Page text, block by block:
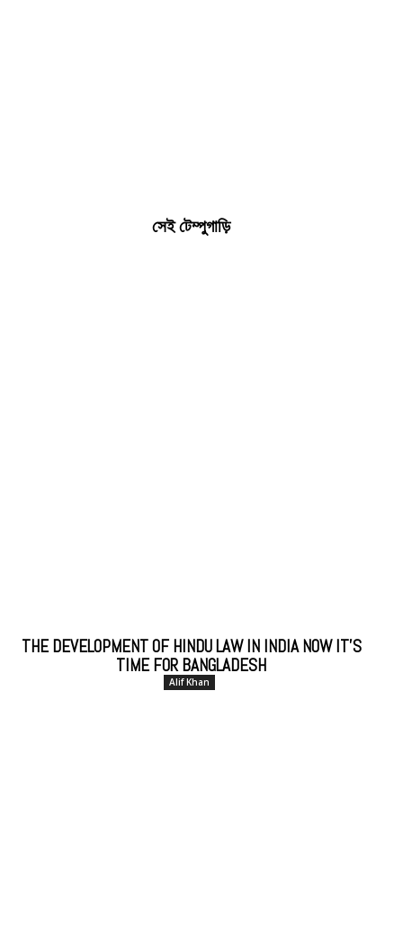
সেই টেম্পুগাড়ি
THE DEVELOPMENT OF HINDU LAW IN INDIA NOW IT’S
TIME FOR BANGLADESH
Alif Khan